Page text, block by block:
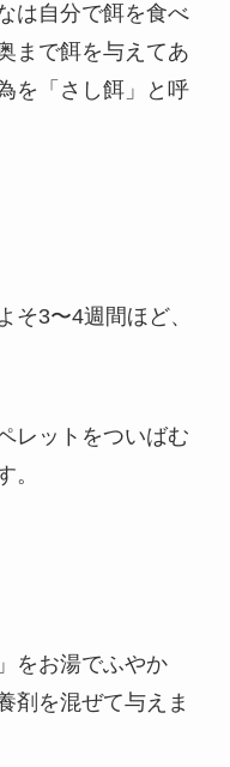
は自分で餌を食べ
まで餌を与えてあ
を「さし餌」と呼
そ3〜4週間ほど、
レットをついばむ
。
をお湯でふやか
剤を混ぜて与えま